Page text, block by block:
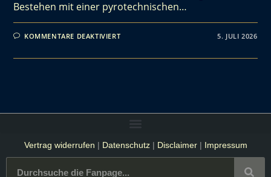
Bestehen mit einer pyrotechnischen…
KOMMENTARE DEAKTIVIERT 5. JULI 2026
Vertrag widerrufen | Datenschutz| Disclaimer| Impressum